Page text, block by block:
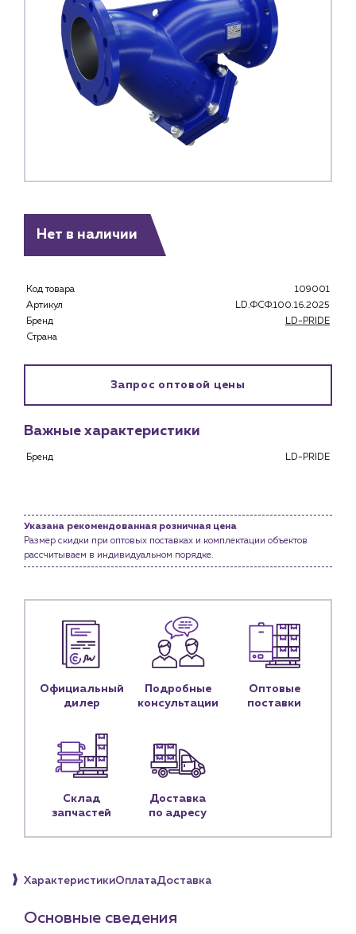
Новости
Контакты
Контактные данные
Чат-бот
+7 (918) 070-19-79
sales@profpotok.ru
Нет в наличии
Код товара
109001
Артикул
LD.ФСФ.100.16.2025
Бренд
LD-PRIDE
Страна
Запрос оптовой цены
Важные характеристики
Бренд LD-PRIDE
Указана рекомендованная розничная цена
Размер скидки при оптовых поставках и комплектации объектов
рассчитываем в индивидуальном порядке.
Официальный
дилер
Подробные
консультации
Оптовые
поставки
Склад
запчастей
Доставка
по адресу
ХарактеристикиОплатаДоставка
Основные сведения